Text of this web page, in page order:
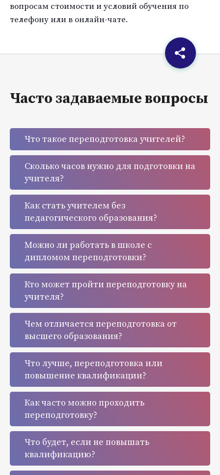
вопросам стоимости и условий обучения по
телефону или в онлайн-чате.
Часто задаваемые вопросы
Что такое переподготовка учителей?
Сколько часов нужно для подготовки на
учителя?
Как стать учителем без
педагогического образования?
Можно ли работать в школе с
дипломом переподготовки?
Кто может пройти переподготовку на
учителя?
Чем отличается переподготовка от
высшего образования?
Что лучше, переподготовка или
повышение квалификации?
Как часто можно проходить
переподготовку?
Что будет, если не повышать
квалификацию?